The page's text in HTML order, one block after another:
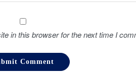
in this browser for the next time I